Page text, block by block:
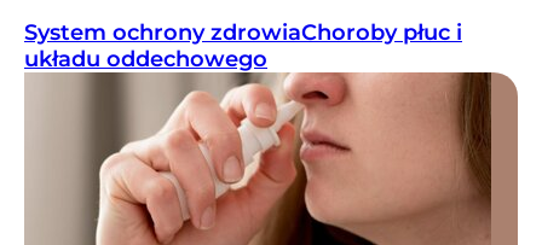
System ochrony zdrowiaChoroby płuc i
układu oddechowego